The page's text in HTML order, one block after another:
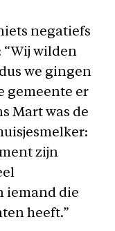
negatiefs
“Wij wilden
we gingen
gemeente er
Mart was de
zijn
iemand die
heeft.”